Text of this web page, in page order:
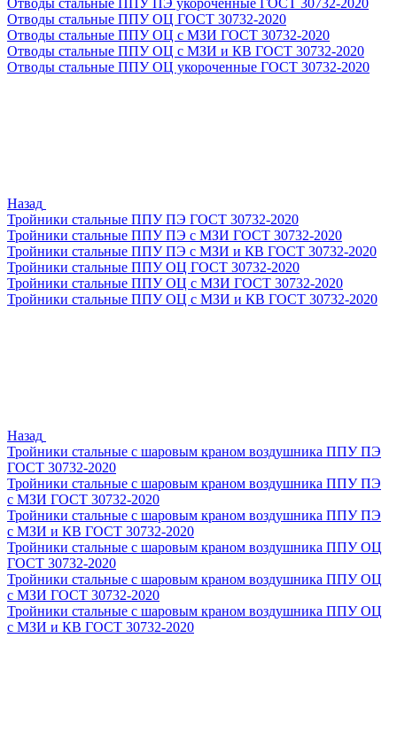
Отводы стальные ППУ ПЭ укороченные ГОСТ 30732-2020
Отводы стальные ППУ ОЦ ГОСТ 30732-2020
Отводы стальные ППУ ОЦ с МЗИ ГОСТ 30732-2020
Отводы стальные ППУ ОЦ с МЗИ и КВ ГОСТ 30732-2020
Отводы стальные ППУ ОЦ укороченные ГОСТ 30732-2020
Назад
Тройники стальные ППУ ПЭ ГОСТ 30732-2020
Тройники стальные ППУ ПЭ с МЗИ ГОСТ 30732-2020
Тройники стальные ППУ ПЭ с МЗИ и КВ ГОСТ 30732-2020
Тройники стальные ППУ ОЦ ГОСТ 30732-2020
Тройники стальные ППУ ОЦ с МЗИ ГОСТ 30732-2020
Тройники стальные ППУ ОЦ с МЗИ и КВ ГОСТ 30732-2020
Назад
Тройники стальные с шаровым краном воздушника ППУ ПЭ
ГОСТ 30732-2020
Тройники стальные с шаровым краном воздушника ППУ ПЭ
с МЗИ ГОСТ 30732-2020
Тройники стальные с шаровым краном воздушника ППУ ПЭ
с МЗИ и КВ ГОСТ 30732-2020
Тройники стальные с шаровым краном воздушника ППУ ОЦ
ГОСТ 30732-2020
Тройники стальные с шаровым краном воздушника ППУ ОЦ
с МЗИ ГОСТ 30732-2020
Тройники стальные с шаровым краном воздушника ППУ ОЦ
с МЗИ и КВ ГОСТ 30732-2020